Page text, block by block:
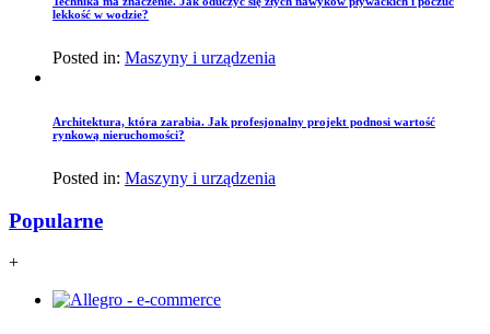
lekkość w wodzie?
Posted in: Maszyny i urządzenia
Architektura, która zarabia. Jak profesjonalny projekt podnosi wartość
rynkową nieruchomości?
Posted in: Maszyny i urządzenia
Popularne
+